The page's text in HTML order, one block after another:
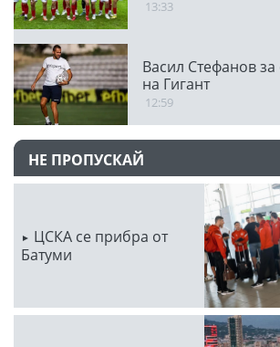
13:33
Васил Стефанов за
на Гигант
12:59
НЕ ПРОПУСКАЙ
ЦСКА се прибра от
Батуми